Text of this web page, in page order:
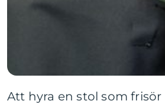
Att hyra en stol som